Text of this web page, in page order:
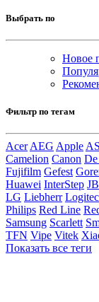
Выбрать по
Новое
Фильтр по тегам
Acer AEG Apple
Camelion Canon
Fujifilm Gefest
Huawei InterStep
LG Liebherr
Philips Red Line
Samsung Scarlett
TFN Vipe Vitek
Показать все теги